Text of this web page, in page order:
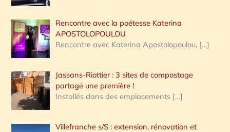
Rencontre avec la poétesse Katerina
APOSTOLOPOULOU
Rencontre avec Katerina Apostolopoulou, […]
Jassans-Riottier : 3 sites de compostage
partagé une première !
Installés dans des emplacements […]
Villefranche s/S : extension, rénovation et